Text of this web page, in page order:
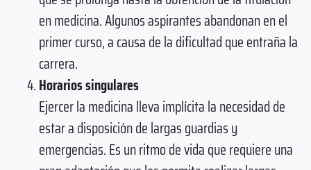
en medicina. Algunos aspirantes abandonan en el
primer curso, a causa de la dificultad que entraña la
carrera.
Horarios singulares
Ejercer la medicina lleva implícita la necesidad de
estar a disposición de largas guardias y
emergencias. Es un ritmo de vida que requiere una